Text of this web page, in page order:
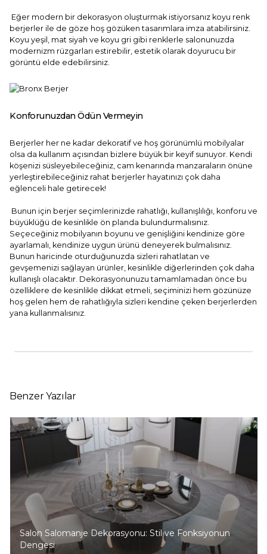
Eğer modern bir dekorasyon oluşturmak istiyorsanız koyu renk
berjerler ile de göze hoş gözüken tasarımlara imza atabilirsiniz.
Koyu yeşil, mat siyah ve koyu gri gibi renklerle salonunuzda
modernizm rüzgarları estirebilir, estetik olarak doyurucu bir
görüntü elde edebilirsiniz.
Konforunuzdan Ödün Vermeyin
Berjerler her ne kadar dekoratif ve hoş görünümlü mobilyalar
olsa da kullanım açısından bizlere büyük bir keyif sunuyor. Kendi
köşenizi süsleyebileceğiniz, cam kenarında manzaraların önüne
yerleştirebileceğiniz rahat berjerler hayatınızı çok daha
eğlenceli hale getirecek!
Bunun için berjer seçimlerinizde rahatlığı, kullanışlılığı, konforu ve
büyüklüğü de kesinlikle ön planda bulundurmalısınız.
Seçeceğiniz mobilyanın boyunu ve genişliğini kendinize göre
ayarlamalı, kendinize uygun ürünü deneyerek bulmalısınız.
Bunun haricinde oturduğunuzda sizleri rahatlatan ve
gevşemenizi sağlayan ürünler, kesinlikle diğerlerinden çok daha
kullanışlı olacaktır. Dekorasyonunuzu tamamlamadan önce bu
özelliklere de kesinlikle dikkat etmeli, seçiminizi hem gözünüze
hoş gelen hem de rahatlığıyla sizleri kendine çeken berjerlerden
yana kullanmalısınız.
Benzer Yazılar
Salon Salomanje Dekorasyonu: Stil ve Fonksiyonun
Dengesi